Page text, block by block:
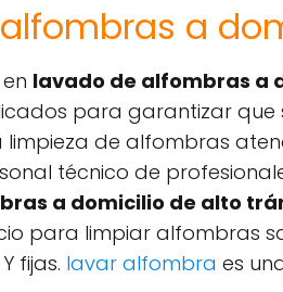
a
lavado de alfombras a
para garantizar que
de alfombras
técnico de
a domicilio de alto
para limpiar alfombras
fijas. lavar alfombra es